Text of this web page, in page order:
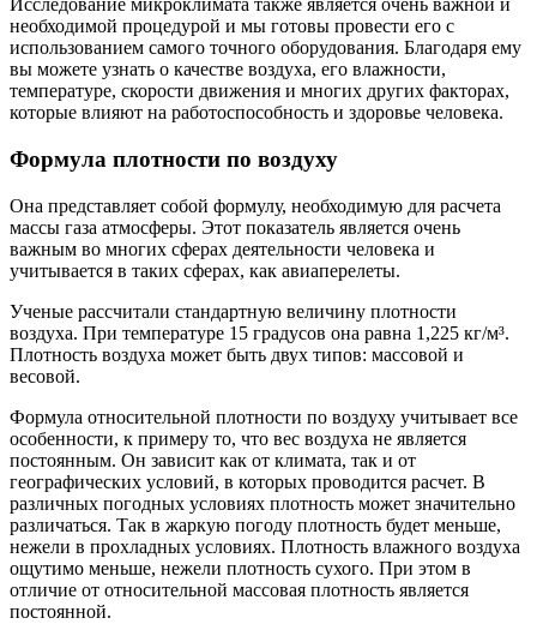
Исследование микроклимата также является очень важной и
необходимой процедурой и мы готовы провести его с
использованием самого точного оборудования. Благодаря ему
вы можете узнать о качестве воздуха, его влажности,
температуре, скорости движения и многих других факторах,
которые влияют на работоспособность и здоровье человека.
Формула плотности по воздуху
Она представляет собой формулу, необходимую для расчета
массы газа атмосферы. Этот показатель является очень
важным во многих сферах деятельности человека и
учитывается в таких сферах, как авиаперелеты.
Ученые рассчитали стандартную величину плотности
воздуха. При температуре 15 градусов она равна 1,225 кг/м³.
Плотность воздуха может быть двух типов: массовой и
весовой.
Формула относительной плотности по воздуху учитывает все
особенности, к примеру то, что вес воздуха не является
постоянным. Он зависит как от климата, так и от
географических условий, в которых проводится расчет. В
различных погодных условиях плотность может значительно
различаться. Так в жаркую погоду плотность будет меньше,
нежели в прохладных условиях. Плотность влажного воздуха
ощутимо меньше, нежели плотность сухого. При этом в
отличие от относительной массовая плотность является
постоянной.